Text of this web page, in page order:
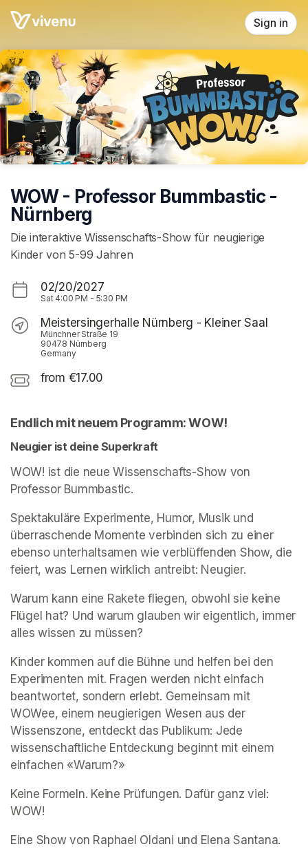
Skip header
Sign in
WOW - Professor Bummbastic -
Nürnberg
Die interaktive Wissenschafts-Show für neugierige
Kinder von 5-99 Jahren
02/20/2027
Sat 4:00 PM - 5:30 PM
Meistersingerhalle Nürnberg - Kleiner Saal
Münchner Straße 19
90478 Nürnberg
Germany
from €17.00
Endlich mit neuem Programm: WOW!
Neugier ist deine Superkraft
WOW! ist die neue Wissenschafts-Show von
Professor Bummbastic.
Spektakuläre Experimente, Humor, Musik und
überraschende Momente verbinden sich zu einer
ebenso unterhaltsamen wie verblüffenden Show, die
feiert, was Lernen wirklich antreibt: Neugier.
Warum kann eine Rakete fliegen, obwohl sie keine
Flügel hat? Und warum glauben wir eigentlich, immer
alles wissen zu müssen?
Kinder kommen auf die Bühne und helfen bei den
Experimenten mit. Fragen werden nicht einfach
beantwortet, sondern erlebt. Gemeinsam mit
WOWee, einem neugierigen Wesen aus der
Wissenszone, entdeckt das Publikum: Jede
wissenschaftliche Entdeckung beginnt mit einem
einfachen «Warum?»
Keine Formeln. Keine Prüfungen. Dafür ganz viel:
WOW!
Eine Show von Raphael Oldani und Elena Santana.